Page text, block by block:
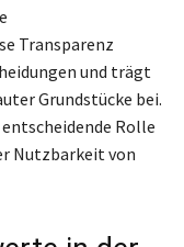
Transparenz
und trägt
Grundstücke bei.
Rolle
Nutzbarkeit von